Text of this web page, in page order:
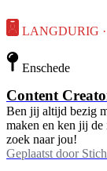
LANGDURIG
Enschede
Content
Ben jij altijd bezig
maken en ken jij
zoek naar jou!
Geplaatst door